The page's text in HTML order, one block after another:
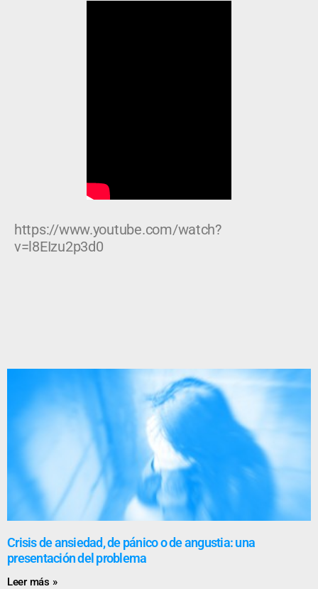
https://www.youtube.com/watch?
v=l8EIzu2p3d0
Crisis de ansiedad, de pánico o de angustia: una
presentación del problema
Leer más »